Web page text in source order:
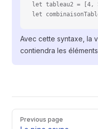
let tableau2 = [4,
let
Avec cette syntaxe, la
contiendra les
Pager
Previous page